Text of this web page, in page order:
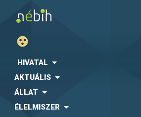
HIVATAL
AKTUÁLIS
ÁLLAT
ÉLELMISZER